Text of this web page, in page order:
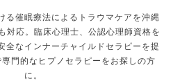
る催眠療法によるトラウマケアを沖縄
対応。臨床心理士、公認心理師資格を
全なインナーチャイルドセラピーを提
門的なヒプノセラピーをお探しの方
に。